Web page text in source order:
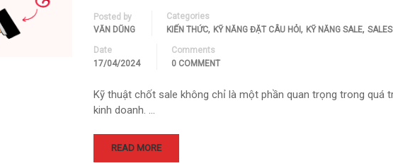
Posted by
VĂN DŨNG
Categories
KIẾN THỨC, KỸ NĂNG ĐẶT CÂU HỎI , KỸ NĂNG SALE,
Date
17/04/2024
Comments
0 COMMENT
Kỹ thuật chốt sale không chỉ là một phần quan trọng trong
kinh doanh. …
READ MORE